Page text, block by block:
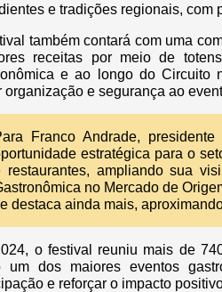
e tradições regionais, com
também contará com uma
receitas por meio de
e ao longo do Circuito
organização e segurança ao
Franco Andrade,
estratégica para o
restaurantes, ampliando sua
no Mercado de
destaca ainda mais,
o festival reuniu mais de
um dos maiores eventos
e reforçar o impacto